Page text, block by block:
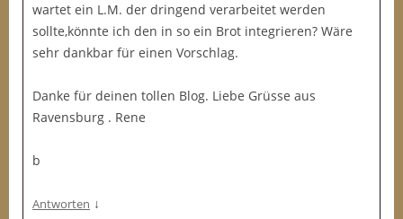
wartet ein L.M. der dringend verarbeitet werden
sollte,könnte ich den in so ein Brot integrieren? Wäre
sehr dankbar für einen Vorschlag.
Danke für deinen tollen Blog. Liebe Grüsse aus
Ravensburg . Rene
b
Antworten ↓